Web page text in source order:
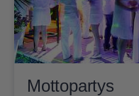
Mottopartys